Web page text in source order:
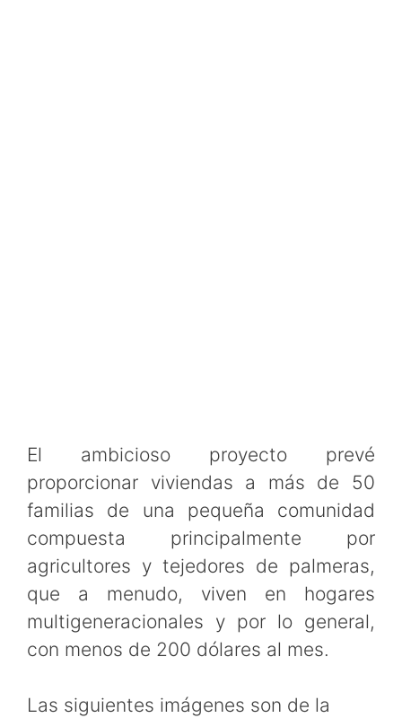
El ambicioso proyecto prevé
proporcionar viviendas a más de 50
familias de una pequeña comunidad
compuesta principalmente por
agricultores y tejedores de palmeras,
que a menudo, viven en hogares
multigeneracionales y por lo general,
con menos de 200 dólares al mes.
Las siguientes imágenes son de la